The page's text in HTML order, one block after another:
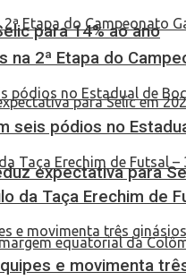
para 14% ao ano
expectativa para
2ª Etapa do
seis pódios no
da Taça Erechim de
e movimenta